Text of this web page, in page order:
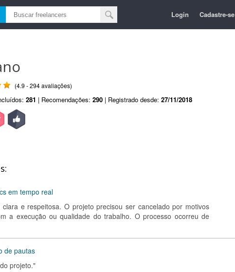
Login Cadastre-se
(4.9 - 294 avaliações)
281 | Recomendações: 290 | Registrado desde: 27/11/2018
em tempo real
e respeitosa. O projeto precisou ser cancelado por motivos
a execução ou qualidade do trabalho. O processo ocorreu de
de pautas
projeto."